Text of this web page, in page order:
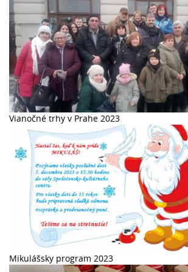
Vianočné trhy v Prahe 2023
Mikulášsky program 2023